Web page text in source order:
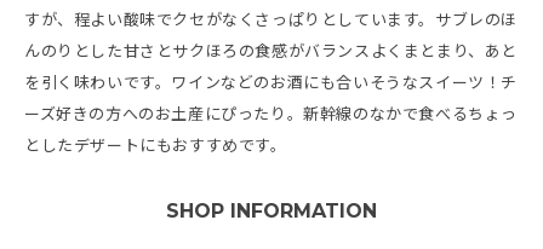
すが、程よい酸味でクセがなくさっぱりとしています。サブレのほ
んのりとした甘さとサクほろの食感がバランスよくまとまり、あと
を引く味わいです。ワインなどのお酒にも合いそうなスイーツ！チ
ーズ好きの方へのお土産にぴったり。新幹線のなかで食べるちょっ
としたデザートにもおすすめです。
SHOP INFORMATION